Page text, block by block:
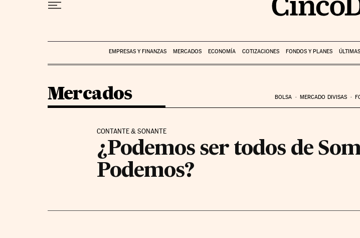
EMPRESAS Y FINANZAS MERCADOS ECONOMÍA COTIZACIONES FONDOS Y PLANES
Mercados BOLSA MERCADO DIVISAS
CONTANTE & SONANTE
¿Podemos ser todos de
Podemos?